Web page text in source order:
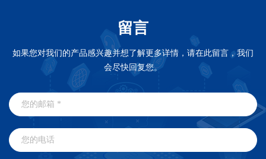
留言
如果您对我们的产品感兴趣并想了解更多详情，请在此留言，我们
会尽快回复您。